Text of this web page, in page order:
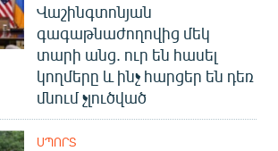
Վաշինգտոնյան
գագաթնաժողովից մեկ
տարի անց. ուր են հասել
կողմերը և ինչ հարցեր են դեռ
մնում չլուծված
ՍՊՈՐՏ